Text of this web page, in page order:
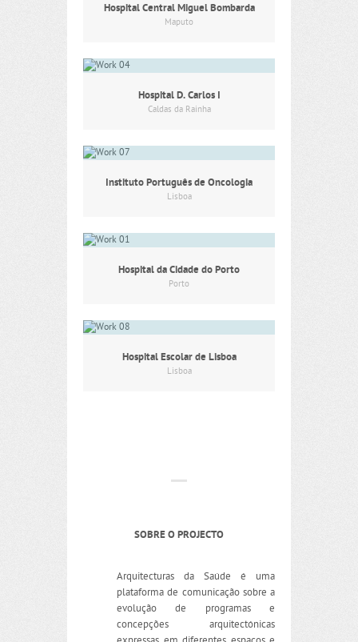
Hospital Central Miguel Bombarda
Maputo
Hospital D. Carlos I
Caldas da Rainha
Instituto Português de Oncologia
Lisboa
Hospital da Cidade do Porto
Porto
Hospital Escolar de Lisboa
Lisboa
SOBRE O PROJECTO
Arquitecturas da Saúde é uma
plataforma de comunicação sobre a
evolução de programas e
concepções arquitectónicas